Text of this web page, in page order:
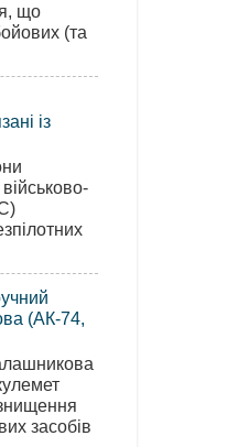
що
(та
із
(АК-74,
засобів